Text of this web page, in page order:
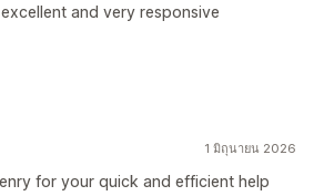
and very responsive
1 มิถุนายน 2026
for your quick and efficient help